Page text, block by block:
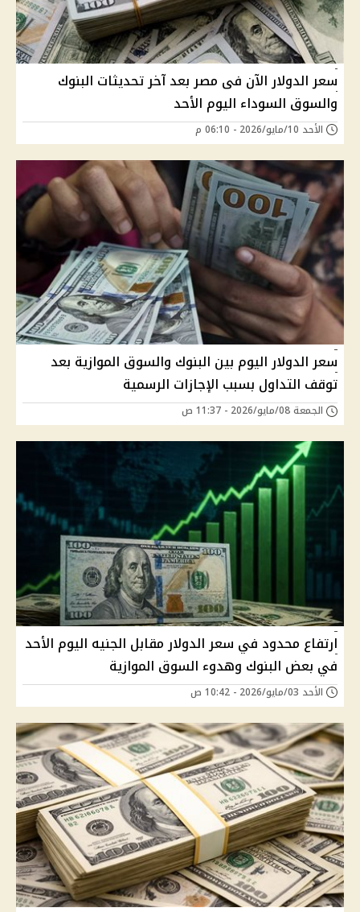
سعر الدولار الآن فى مصر بعد آخر تحديثات البنوك
والسوق السوداء اليوم الأحد
الأحد 10/مايو/2026 - 06:10 م
سعر الدولار اليوم بين البنوك والسوق الموازية بعد
توقف التداول بسبب الإجازات الرسمية
الجمعة 08/مايو/2026 - 11:37 ص
ارتفاع محدود في سعر الدولار مقابل الجنيه اليوم الأحد
في بعض البنوك وهدوء السوق الموازية
الأحد 03/مايو/2026 - 10:42 ص